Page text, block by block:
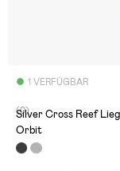
1 VERFÜGBAR
(0)
Silver Cross Reef
Orbit